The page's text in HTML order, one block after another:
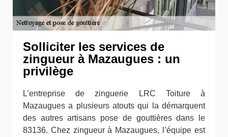
Solliciter les services de
zingueur à Mazaugues : un
privilège
L’entreprise de zinguerie LRC Toiture à
Mazaugues a plusieurs atouts qui la démarquent
des autres artisans pose de gouttières dans le
83136. Chez zingueur à Mazaugues, l’équipe est